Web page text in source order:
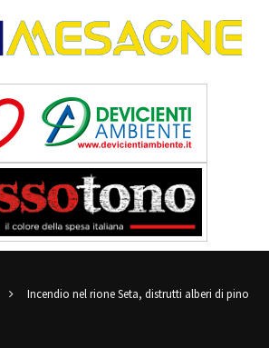
Incendio nel rione Seta, distrutti alberi di pino